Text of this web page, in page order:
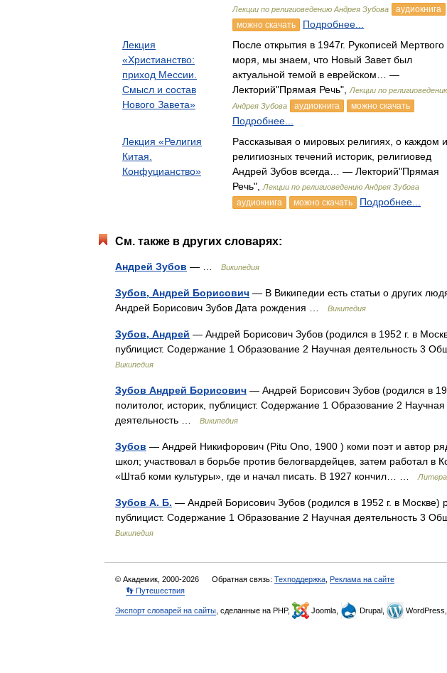
Лекции по религиоведению Андрея Зубова
аудиокнига
можно скачать
Подробнее...
Лекция
«Христианство:
приход Мессии.
Смысл и состав
Нового Завета»
После открытия в 1947г. Рукописей Мертвого
моря, мы знаем, что Новый Завет был
актуальной темой в еврейском… —
Лекторий"Прямая Речь",
Лекции по
Андрея Зубова
аудиокнига можно скачать
Подробнее...
Лекция «Религия
Китая.
Конфуцианство»
Рассказывая о мировых религиях, о каждом
религиозных течений историк, религиовед
Андрей Зубов всегда… — Лекторий"Прямая
Речь",
Лекции по религиоведению Андрея Зубова
аудиокнига можно скачать Подробнее...
См. также в других словарях:
Андрей Зубов — … Википедия
Зубов, Андрей Борисович — В Википедии есть статьи о других
Андрей Борисович Зубов Дата рождения …
Википедия
Зубов, Андрей — Андрей Борисович Зубов (родился в 1952 г. в
публицист. Содержание 1 Образование 2 Научная деятельность 3
Википедия
Зубов Андрей Борисович — Андрей Борисович Зубов (родился в
политолог, историк, публицист. Содержание 1 Образование 2
деятельность …
Википедия
Зубов — Андрей Никифорович (Pitu Ono, 1900 ) коми поэт и автор
школ; участвовал в борьбе против белогвардейцев, затем работал в
«Штаб коми культуры», где и начал писать. В 1927 кончил… …
Зубов А. Б. — Андрей Борисович Зубов (родился в 1952 г. в Москве)
публицист. Содержание 1 Образование 2 Научная деятельность 3
Википедия
© Академик, 2000-2026 Обратная связь: Техподдержка Реклама на сайте
👣 Путешествия
Экспорт словарей на сайты , сделанные на PHP, Joomla, Drupal,